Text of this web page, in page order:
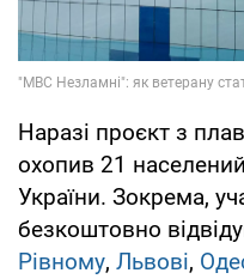
Наразі проєкт з
охопив 21
України. Зокрема,
безкоштовно
Рівному, Львові,